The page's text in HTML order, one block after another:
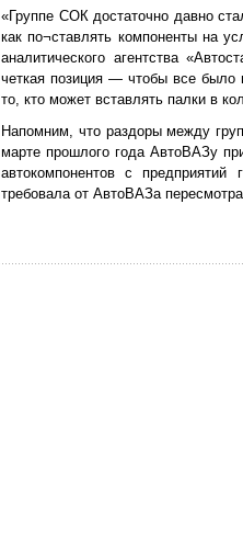
«Группе СОК достаточно давно
как по¬ставлять компоненты на
аналитического агентства
четкая позиция — чтобы все было
то, кто может вставлять палки в
Напомним, что раздоры между
марте прошлого года АвтоВАЗу
автокомпонентов с
требовала от АвтоВАЗа